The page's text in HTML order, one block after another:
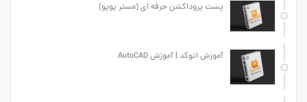
پست پروداکشن حرفه ای (مستر پوپو)
آموزش اتوکد | آموزش AutoCAD